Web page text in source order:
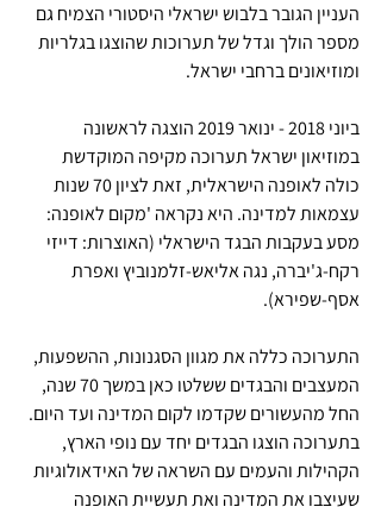
העניין הגובר בלבוש ישראלי היסטורי הצמיח גם
מספר הולך וגדל של תערוכות שהוצגו בגלריות
ומוזיאונים ברחבי ישראל.
ביוני 2018 - ינואר 2019 הוצגה לראשונה
במוזיאון ישראל תערוכה מקיפה המוקדשת
כולה לאופנה הישראלית, זאת לציון 70 שנות
עצמאות למדינה. היא נקראה 'מקום לאופנה:
מסע בעקבות הבגד הישראלי (האוצרות: דייזי
רקח-ג'יברה, נגה אליאש-זלמנוביץ ואפרת
אסף-שפירא).
התערוכה כללה את מגוון הסגנונות, ההשפעות,
המעצבים והבגדים ששלטו כאן במשך 70 שנה,
החל מהעשורים שקדמו לקום המדינה ועד היום.
בתערוכה הוצגו הבגדים יחד עם נופי הארץ,
הקהילות והעמים עם השראה של האידאולוגיות
שעיצבו את המדינה ואת תעשיית האופנה